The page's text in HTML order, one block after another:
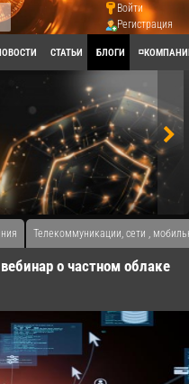
Войти
Регистрация
СТАТЬИ БЛОГИ
Телекоммуникации, сети ,
о частном облаке